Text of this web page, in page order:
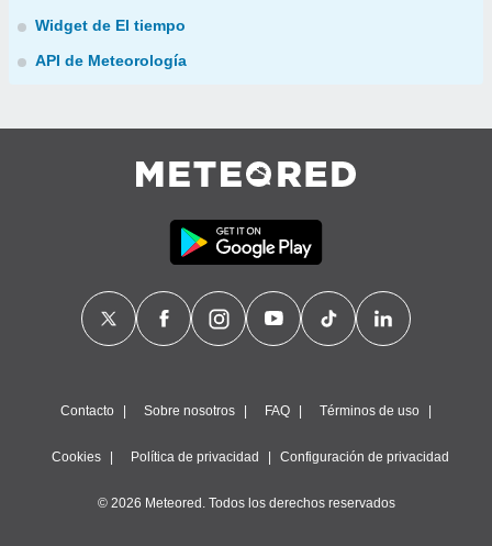
Widget de El tiempo
API de Meteorología
Contacto Sobre nosotros FAQ Términos de uso
Cookies Política de privacidad Configuración de privacidad
© 2026 Meteored. Todos los derechos reservados